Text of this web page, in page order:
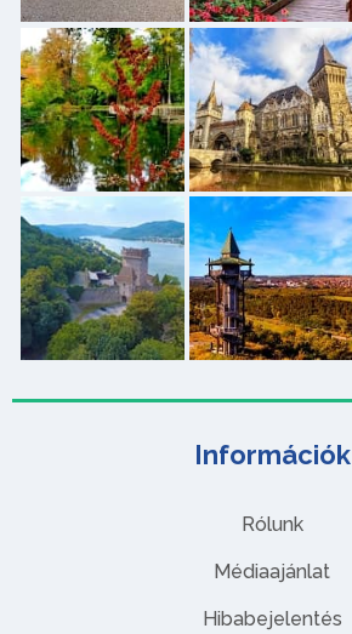
Információk
Rólunk
Médiaajánlat
Hibabejelentés